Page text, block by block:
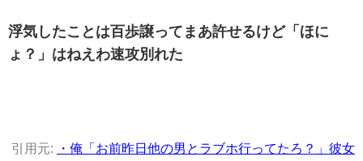
浮気したことは百歩譲ってまあ許せるけど「ほに
ょ？」はねえわ速攻別れた
引用元:
・俺「お前昨日他の男とラブホ行ってたろ？」彼女